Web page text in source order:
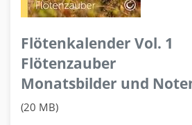
Flötenkalender Vol. 1
Flötenzauber
Monatsbilder und
(20 MB)